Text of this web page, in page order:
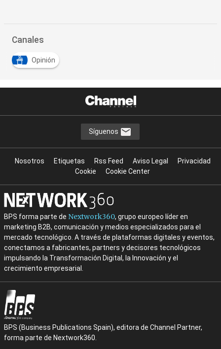
Canales
Opinión
Síguenos
Nosotros Etiquetas Rss Feed Aviso Legal
Privacidad
Cookie
Cookie Center
BPS forma parte de Nextwork360, grupo europeo líder en
marketing B2B, comunicación y medios especializados para el
mercado tecnológico. A través de plataformas digitales y eventos,
conectamos a fabricantes, partners y decisores tecnológicos
impulsando la Transformación Digital, la Innovación y el
crecimiento empresarial.
BPS (Business Publications Spain), editora de Channel Partner,
forma parte de Nextwork360.